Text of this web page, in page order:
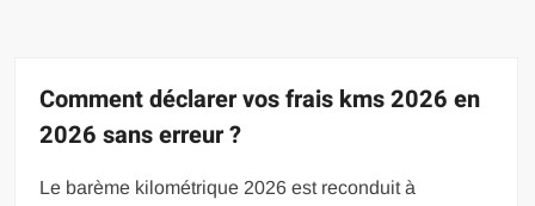
Comment déclarer vos frais kms 2026 en
2026 sans erreur ?
Le barème kilométrique 2026 est reconduit à